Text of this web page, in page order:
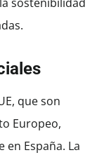
que son
Europeo,
España. La